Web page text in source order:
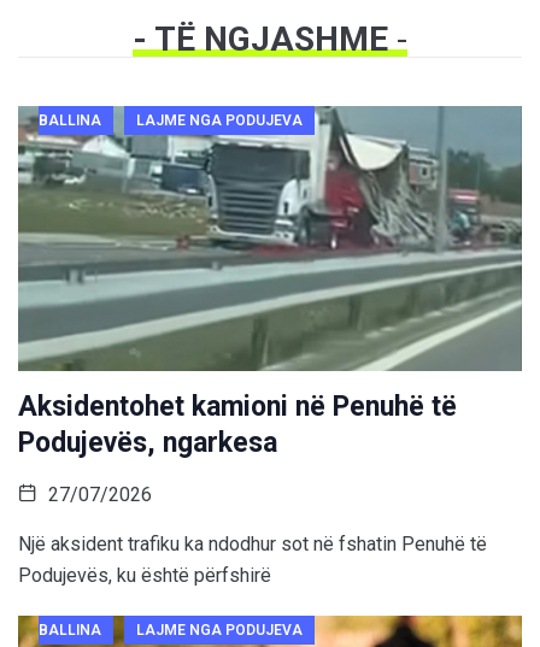
- TË NGJASHME-
BALLINA LAJME NGA PODUJEVA
Aksidentohet kamioni në Penuhë të
Podujevës, ngarkesa
27/07/2026
Një aksident trafiku ka ndodhur sot në fshatin Penuhë të
Podujevës, ku është përfshirë
BALLINA LAJME NGA PODUJEVA